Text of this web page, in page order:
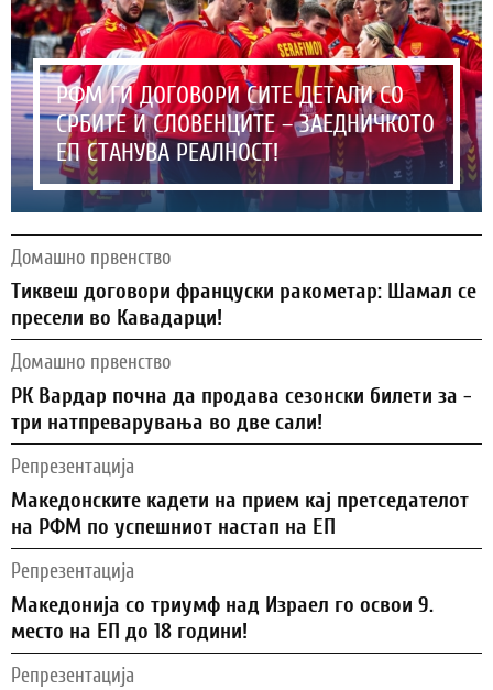
РФМ ГИ ДОГОВОРИ СИТЕ ДЕТАЛИ СО
СРБИТЕ И СЛОВЕНЦИТЕ – ЗАЕДНИЧКОТО
ЕП СТАНУВА РЕАЛНОСТ!
Домашно првенство
Тиквеш договори француски ракометар: Шамал се
пресели во Кавадарци!
Домашно првенство
РК Вардар почна да продава сезонски билети за -
три натпреварувања во две сали!
Репрезентација
Македонските кадети на прием кај претседателот
на РФМ по успешниот настап на ЕП
Репрезентација
Македонија со триумф над Израел го освои 9.
место на ЕП до 18 години!
Репрезентација